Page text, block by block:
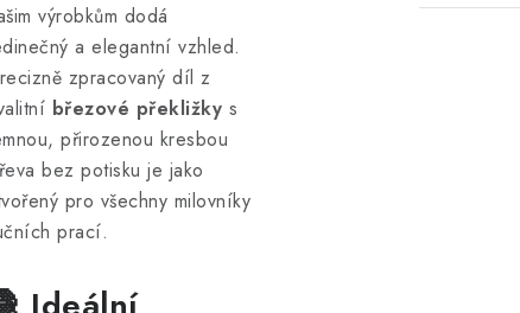
výrobkům dodá
a elegantní vzhled.
zpracovaný díl z
březové překližky s
přirozenou kresbou
bez potisku je jako
pro všechny milovníky
prací.